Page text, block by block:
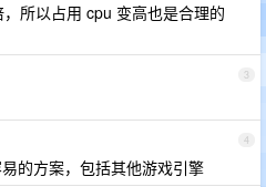
所以占用 cpu 变高也是合理的
3
4
的方案，包括其他游戏引擎